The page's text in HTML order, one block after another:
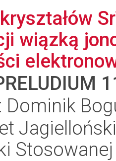
wiązką
Dominik
Stosowanej